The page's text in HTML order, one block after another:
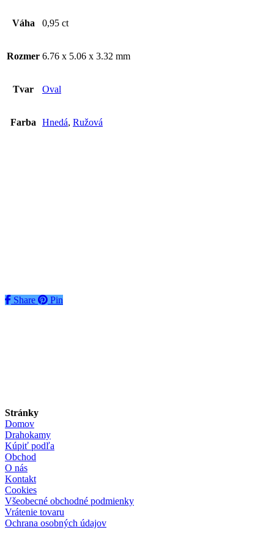
Váha 0,95 ct
Rozmer 6.76 x 5.06 x 3.32 mm
Tvar Oval
Farba Hnedá, Ružová
Share
Share Pin
Stránky
Domov
Drahokamy
Kúpiť podľa
Obchod
O nás
Kontakt
Cookies
Všeobecné obchodné podmienky
Vrátenie tovaru
Ochrana osobných údajov